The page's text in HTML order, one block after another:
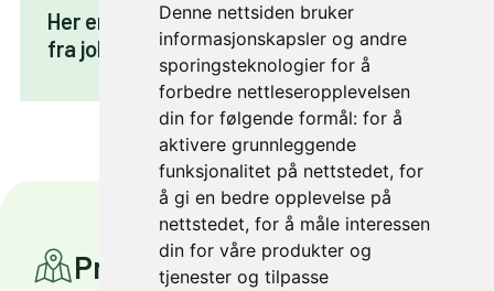
Denne nettsiden bruker
informasjonskapsler og andre
sporingsteknologier for å
forbedre nettleseropplevelsen
din for følgende formål: for å
aktivere grunnleggende
funksjonalitet på nettstedet, for
å gi en bedre opplevelse på
nettstedet, for å måle interessen
din for våre produkter og
tjenester og tilpasse
Her er det lettest å bli sprek på vei til og
fra jobb
Prosjekter